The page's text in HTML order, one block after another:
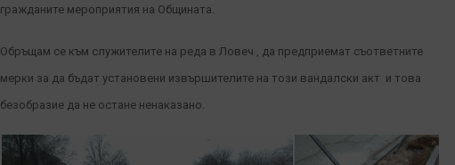
гражданите мероприятия на Общината.
Обръщам се към служителите на реда в Ловеч , да предприемат съответните
мерки за да бъдат установени извършителите на този вандалски акт и това
безобразие да не остане ненаказано.